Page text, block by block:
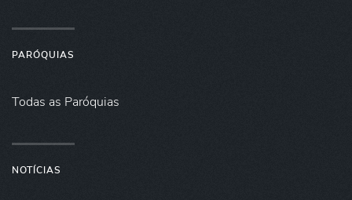
PARÓQUIAS
Todas as Paróquias
NOTÍCIAS